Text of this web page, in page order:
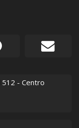
512 - Centro